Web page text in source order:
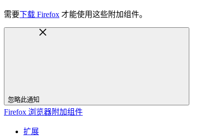
需要下载 Firefox 才能使用这些附加组件。
忽略此通知
Firefox 浏览器附加组件
扩展